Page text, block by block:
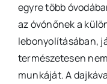
egyre több
az óvónőnek a
lebonyolításában,
természetesen
munkáját. A